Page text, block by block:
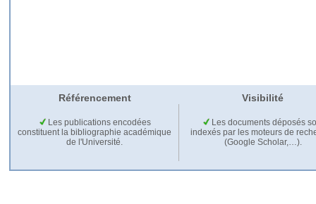
Référencement Visibilité
Les publications encodées
constituent la bibliographie académique
de l'Université.
Les documents déposés
indexés par les moteurs de
(Google Scholar,…).